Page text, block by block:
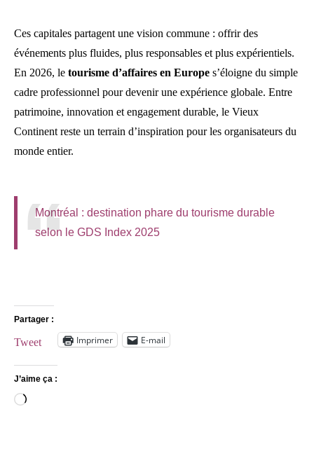
Ces capitales partagent une vision commune : offrir des
événements plus fluides, plus responsables et plus expérientiels.
En 2026, le tourisme d’affaires en Europe s’éloigne du simple
cadre professionnel pour devenir une expérience globale. Entre
patrimoine, innovation et engagement durable, le Vieux
Continent reste un terrain d’inspiration pour les organisateurs du
monde entier.
Montréal : destination phare du tourisme durable
selon le GDS Index 2025
Partager :
Tweet Imprimer E-mail
J’aime ça :
Chargement…